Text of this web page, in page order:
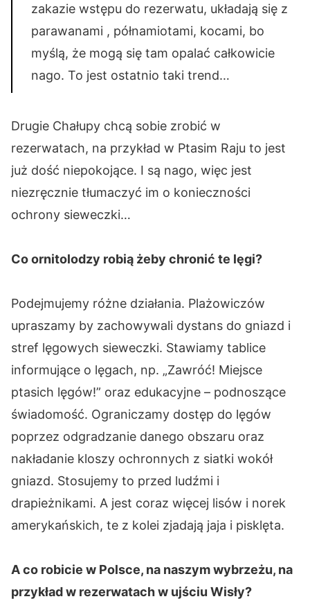
zakazie wstępu do rezerwatu, układają się z
parawanami , półnamiotami, kocami, bo
myślą, że mogą się tam opalać całkowicie
nago. To jest ostatnio taki trend…
Drugie Chałupy chcą sobie zrobić w
rezerwatach, na przykład w Ptasim Raju to jest
już dość niepokojące. I są nago, więc jest
niezręcznie tłumaczyć im o konieczności
ochrony sieweczki…
Co ornitolodzy robią żeby chronić te lęgi?
Podejmujemy różne działania. Plażowiczów
upraszamy by zachowywali dystans do gniazd i
stref lęgowych sieweczki. Stawiamy tablice
informujące o lęgach, np. „Zawróć! Miejsce
ptasich lęgów!” oraz edukacyjne – podnoszące
świadomość. Ograniczamy dostęp do lęgów
poprzez odgradzanie danego obszaru oraz
nakładanie kloszy ochronnych z siatki wokół
gniazd. Stosujemy to przed ludźmi i
drapieżnikami. A jest coraz więcej lisów i norek
amerykańskich, te z kolei zjadają jaja i pisklęta.
A co robicie w Polsce, na naszym wybrzeżu, na
przykład w rezerwatach w ujściu Wisły?